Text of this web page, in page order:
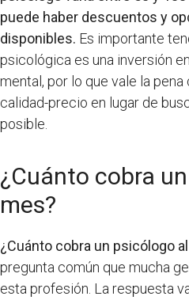
puede haber descuentos y
disponibles. Es importante
psicológica es una inversión
mental, por lo que vale la
calidad-precio en lugar de
posible.
¿Cuánto cobra
mes?
¿Cuánto cobra un psicólogo
pregunta común que mucha
esta profesión. La respuesta